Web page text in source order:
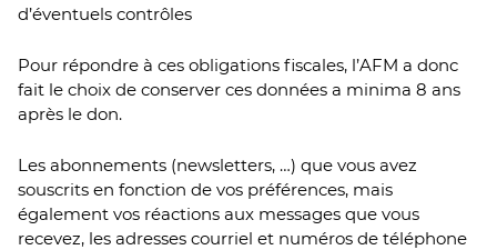
d’éventuels contrôles
Pour répondre à ces obligations fiscales, l’AFM a donc
fait le choix de conserver ces données a minima 8 ans
après le don.
Les abonnements (newsletters, …) que vous avez
souscrits en fonction de vos préférences, mais
également vos réactions aux messages que vous
recevez, les adresses courriel et numéros de téléphone